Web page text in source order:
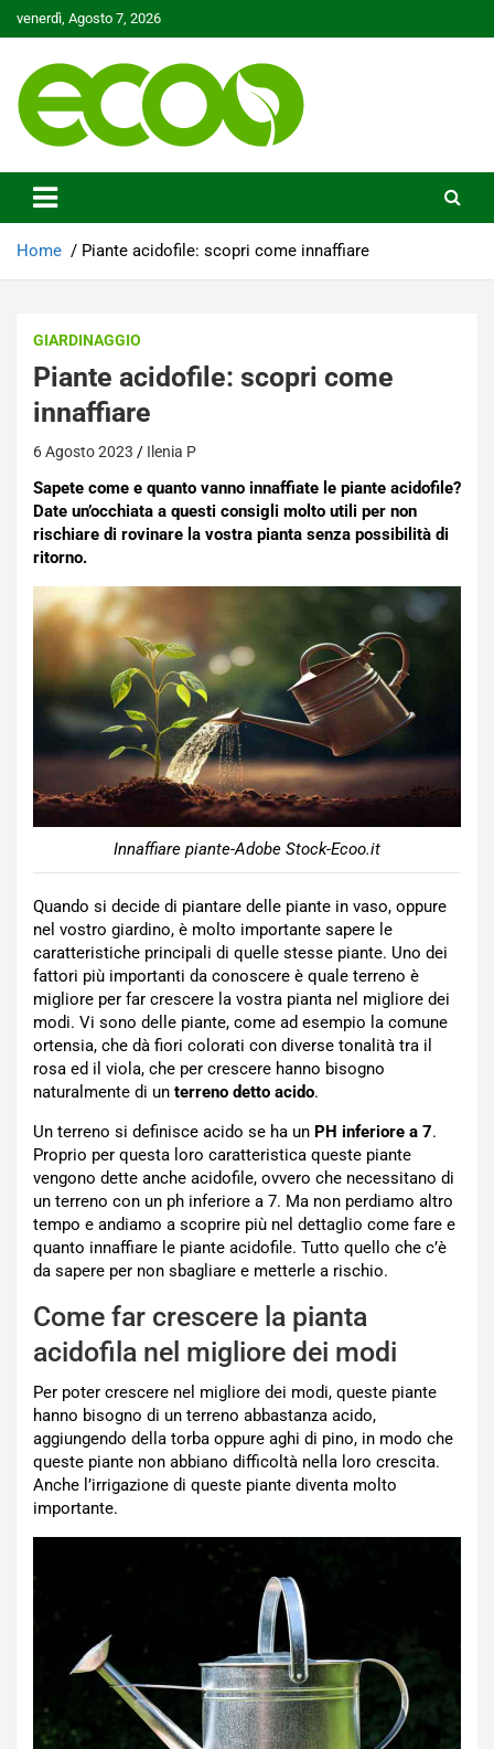
to
venerdì, Agosto 7, 2026
Ecoo.it
Home Piante acidofile: scopri come innaffiare
GIARDINAGGIO
Piante acidofile: scopri come
innaffiare
6 Agosto 2023 Ilenia P
Sapete come e quanto vanno innaffiate le piante acidofile?
Date un’occhiata a questi consigli molto utili per non
rischiare di rovinare la vostra pianta senza possibilità di
ritorno.
Innaffiare piante-Adobe Stock-Ecoo.it
Quando si decide di piantare delle piante in vaso, oppure
nel vostro giardino, è molto importante sapere le
caratteristiche principali di quelle stesse piante. Uno dei
fattori più importanti da conoscere è quale terreno è
migliore per far crescere la vostra pianta nel migliore dei
modi. Vi sono delle piante, come ad esempio la comune
ortensia, che dà fiori colorati con diverse tonalità tra il
rosa ed il viola, che per crescere hanno bisogno
naturalmente di un terreno detto acido.
Un terreno si definisce acido se ha un PH inferiore a 7.
Proprio per questa loro caratteristica queste piante
vengono dette anche acidofile, ovvero che necessitano di
un terreno con un ph inferiore a 7. Ma non perdiamo altro
tempo e andiamo a scoprire più nel dettaglio come fare e
quanto innaffiare le piante acidofile. Tutto quello che c’è
da sapere per non sbagliare e metterle a rischio.
Come far crescere la pianta
acidofila nel migliore dei modi
Per poter crescere nel migliore dei modi, queste piante
hanno bisogno di un terreno abbastanza acido,
aggiungendo della torba oppure aghi di pino, in modo che
queste piante non abbiano difficoltà nella loro crescita.
Anche l’irrigazione di queste piante diventa molto
importante.